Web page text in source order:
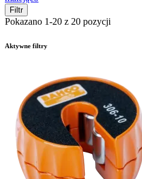
Filtr
Pokazano 1-20 z 20 pozycji
Aktywne filtry